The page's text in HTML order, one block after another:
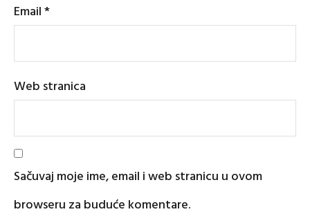
Email*
Web stranica
Sačuvaj moje ime, email i web stranicu u ovom
browseru za buduće komentare.